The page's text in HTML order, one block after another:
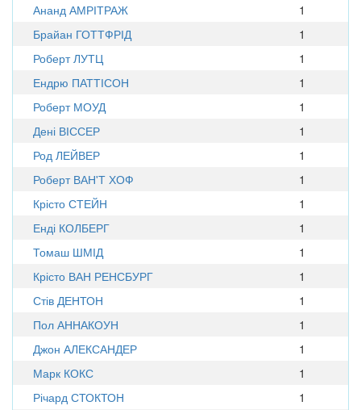
Ананд АМРІТРАЖ
1
Брайан ГОТТФРІД
1
Роберт ЛУТЦ
1
Ендрю ПАТТІСОН
1
Роберт МОУД
1
Дені ВІССЕР
1
Род ЛЕЙВЕР
1
Роберт ВАН'Т ХОФ
1
Крісто СТЕЙН
1
Енді КОЛБЕРГ
1
Томаш ШМІД
1
Крісто ВАН РЕНСБУРГ
1
Стів ДЕНТОН
1
Пол АННАКОУН
1
Джон АЛЕКСАНДЕР
1
Марк КОКС
1
Річард СТОКТОН
1